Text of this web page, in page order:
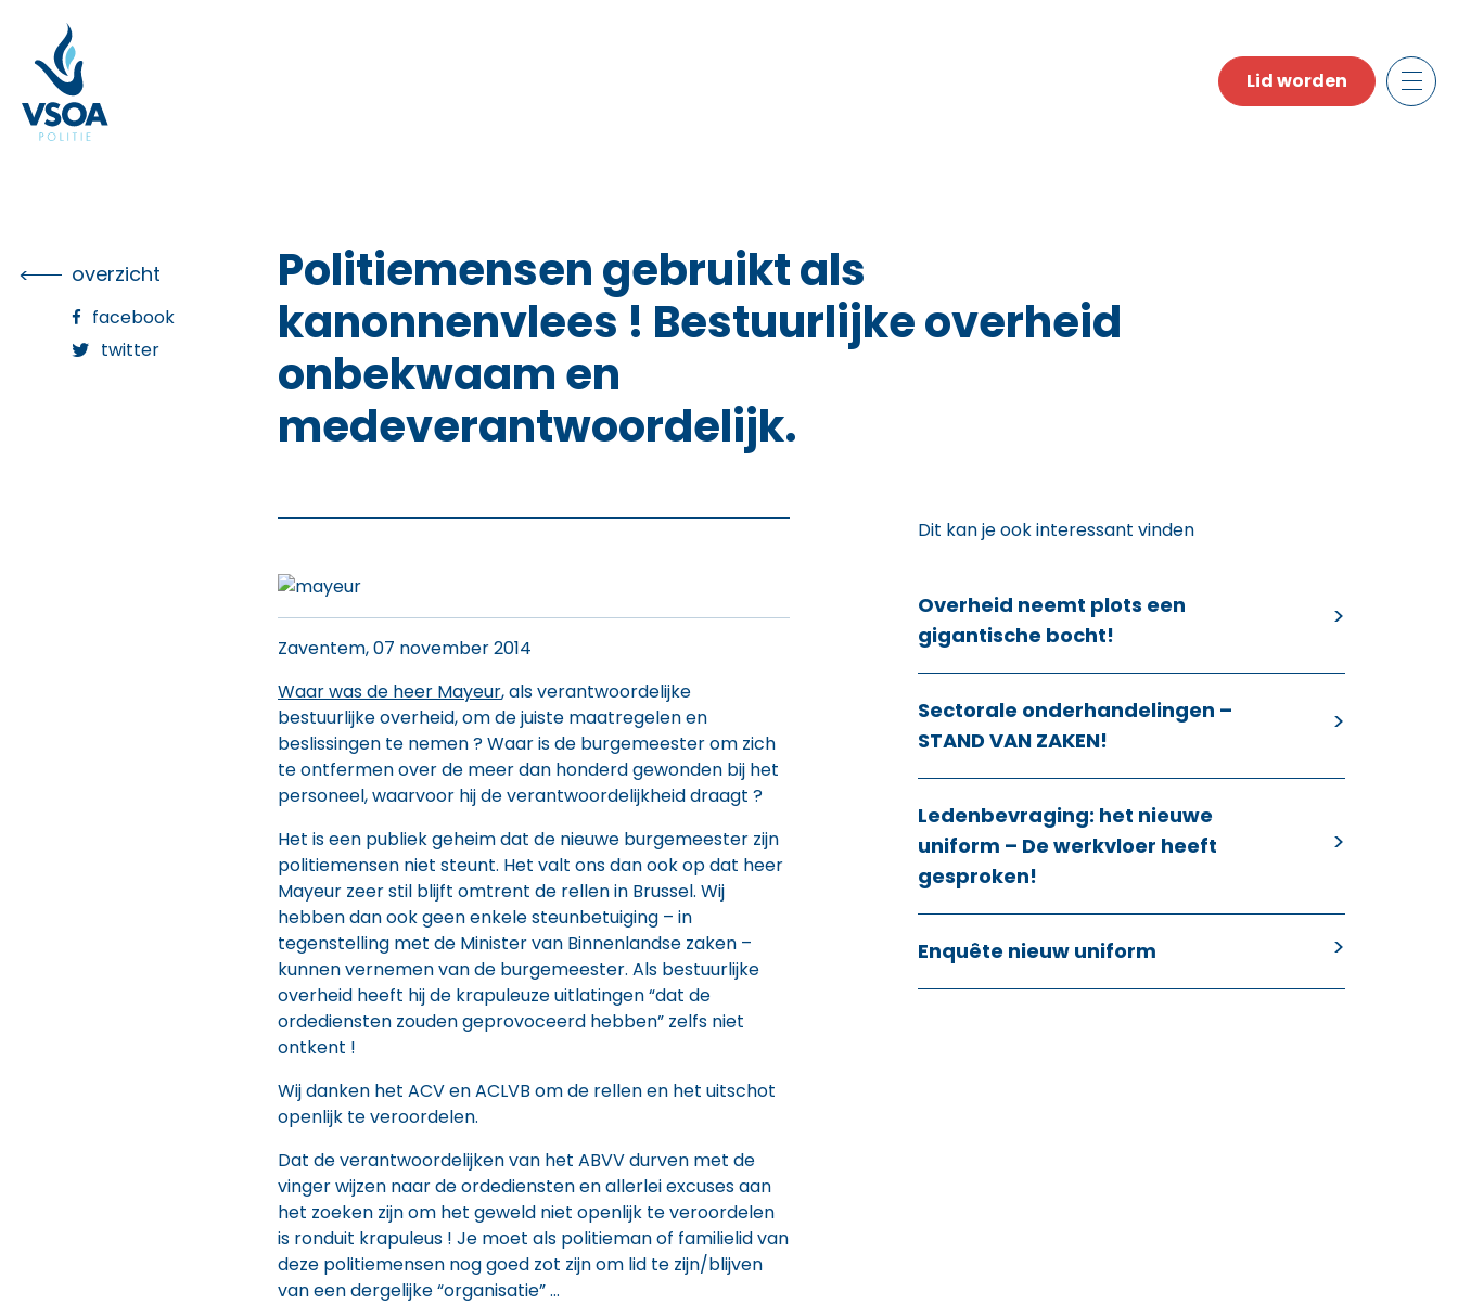
content
Lid worden
overzicht
facebook
twitter
Politiemensen gebruikt als
kanonnenvlees ! Bestuurlijke overheid
onbekwaam en
medeverantwoordelijk.
Zaventem, 07 november 2014
Waar was de heer Mayeur, als verantwoordelijke
bestuurlijke overheid, om de juiste maatregelen en
beslissingen te nemen ? Waar is de burgemeester om zich
te ontfermen over de meer dan honderd gewonden bij het
personeel, waarvoor hij de verantwoordelijkheid draagt ?
Het is een publiek geheim dat de nieuwe burgemeester zijn
politiemensen niet steunt. Het valt ons dan ook op dat heer
Mayeur zeer stil blijft omtrent de rellen in Brussel. Wij
hebben dan ook geen enkele steunbetuiging – in
tegenstelling met de Minister van Binnenlandse zaken –
kunnen vernemen van de burgemeester. Als bestuurlijke
overheid heeft hij de krapuleuze uitlatingen “dat de
ordediensten zouden geprovoceerd hebben” zelfs niet
ontkent !
Wij danken het ACV en ACLVB om de rellen en het uitschot
openlijk te veroordelen.
Dat de verantwoordelijken van het ABVV durven met de
vinger wijzen naar de ordediensten en allerlei excuses aan
het zoeken zijn om het geweld niet openlijk te veroordelen
is ronduit krapuleus ! Je moet als politieman of familielid van
deze politiemensen nog goed zot zijn om lid te zijn/blijven
van een dergelijke “organisatie” …
Dit kan je ook interessant vinden
Overheid neemt plots een
gigantische bocht!
Sectorale onderhandelingen –
STAND VAN ZAKEN!
Ledenbevraging: het nieuwe
uniform – De werkvloer heeft
gesproken!
Enquête nieuw uniform